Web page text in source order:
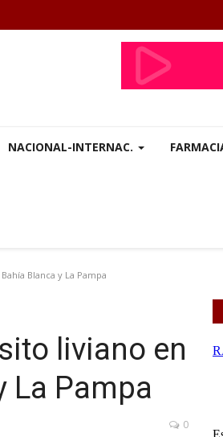
NACIONAL-INTERNAC.
Blanca y La Pampa
liviano en
La Pampa
0